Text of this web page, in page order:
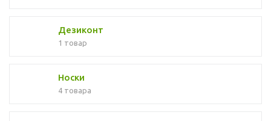
Дезиконт
1 товар
Носки
4 товара